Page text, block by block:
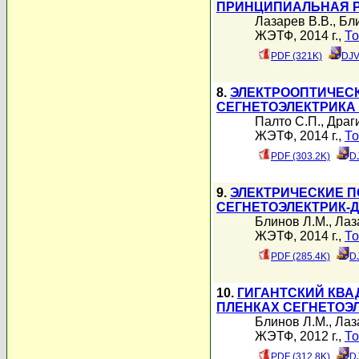
ПРИНЦИПИАЛЬНАЯ
Лазарев В.В.,
ЖЭТФ, 2014 г.,
PDF (321K)
8.
Палто С.П.,
ЖЭТФ, 2014 г.,
PDF (303.2K)
9. ЭЛЕКТРИЧЕСКИЕ
Блинов Л.М.,
ЖЭТФ, 2014 г.,
PDF (285.4K)
10. ГИГАНТСКИЙ
ПЛЕНКАХ
Блинов Л.М.,
ЖЭТФ, 2012 г.,
PDF (312.8K)